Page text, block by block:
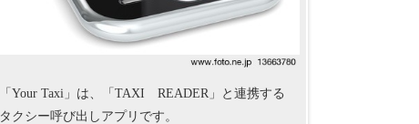
「Your Taxi」は、「TAXI READER」と連携する
タクシー呼び出しアプリです。